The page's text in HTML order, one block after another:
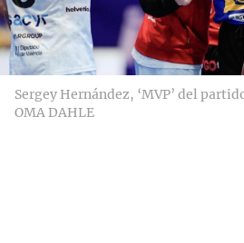
Sergey Hernández, ‘MVP’ del
OMA DAHLE